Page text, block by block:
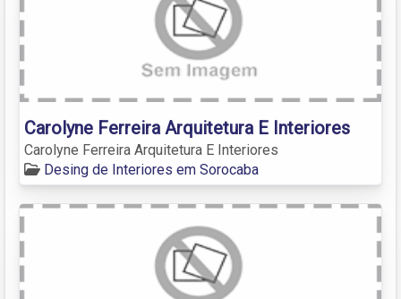
Carolyne Ferreira Arquitetura E Interiores
Carolyne Ferreira Arquitetura E Interiores
Desing de Interiores em Sorocaba